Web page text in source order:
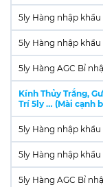
5ly Hàng nhập khẩu
5ly Hàng nhập khẩu
5ly Hàng AGC Bỉ
Kính Thủy Trắng,
Trí 5ly … (Mài cạnh
5ly Hàng nhập khẩu
5ly Hàng nhập khẩu
5ly Hàng AGC Bỉ